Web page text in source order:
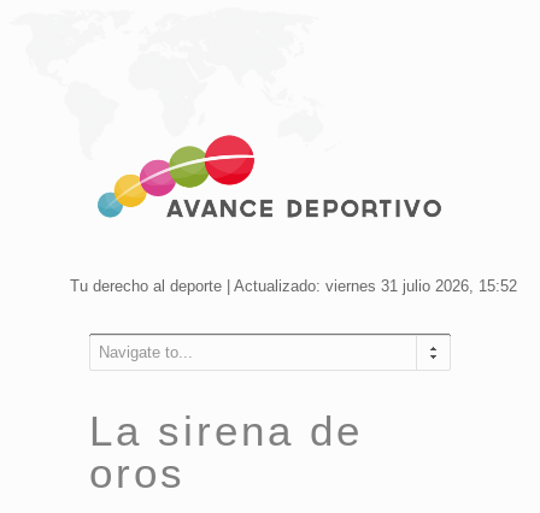
Tu derecho al deporte | Actualizado: viernes 31 julio 2026, 15:52
Navigate to...
La sirena de
oros